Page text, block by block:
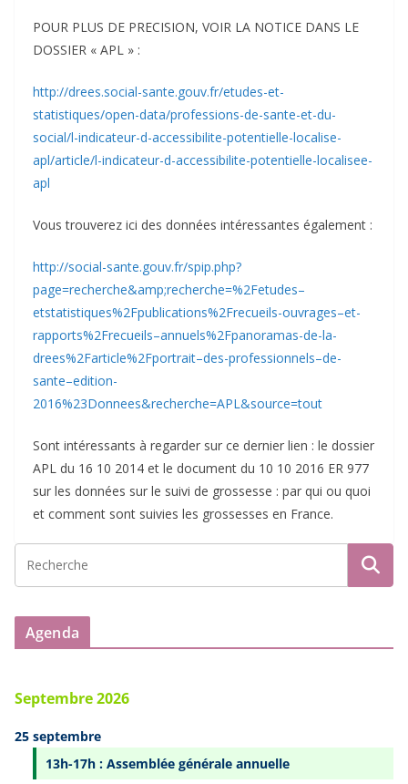
POUR PLUS DE PRECISION, VOIR LA NOTICE DANS LE
DOSSIER « APL » :
http://drees.social-sante.gouv.fr/etudes-et-
statistiques/open-data/professions-de-sante-et-du-
social/l-indicateur-d-accessibilite-potentielle-localise-
apl/article/l-indicateur-d-accessibilite-potentielle-localisee-
apl
Vous trouverez ici des données intéressantes également :
http://social-sante.gouv.fr/spip.php?
page=recherche&amp;recherche=%2Fetudes–
etstatistiques%2Fpublications%2Frecueils-ouvrages–et-
rapports%2Frecueils–annuels%2Fpanoramas-de-la-
drees%2Farticle%2Fportrait–des-professionnels–de-
sante–edition-
2016%23Donnees&recherche=APL&source=tout
Sont intéressants à regarder sur ce dernier lien : le dossier
APL du 16 10 2014 et le document du 10 10 2016 ER 977
sur les données sur le suivi de grossesse : par qui ou quoi
et comment sont suivies les grossesses en France.
Agenda
Septembre 2026
25 septembre
13h-17h : Assemblée générale annuelle